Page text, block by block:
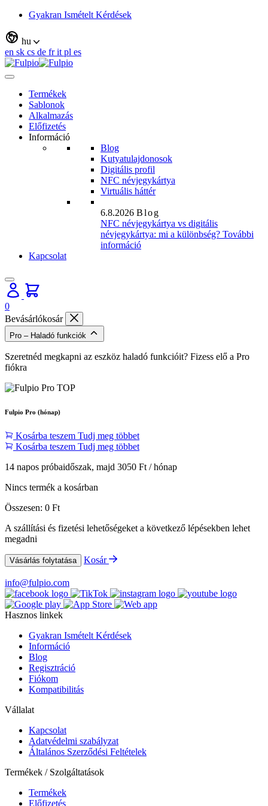
Gyakran Ismételt Kérdések
hu
en sk cs de frit pl es
Termékek
Sablonok
Alkalmazás
Előfizetés
Információ
Blog
Kutyatulajdonosok
Digitális profil
NFC névjegykártya
Virtuális háttér
6.8.2026 Blog
NFC névjegykártya vs digitális
névjegykártya: mi a különbség? További
információ
Kapcsolat
0
Bevásárlókosár
Pro – Haladó funkciók
Szeretnéd megkapni az eszköz haladó funkcióit? Fizess elő a Pro
fiókra
Fulpio Pro (hónap)
Kosárba teszem Tudj meg többet
Kosárba teszem Tudj meg többet
14 napos próbaidőszak, majd 3050 Ft / hónap
Nincs termék a kosárban
Összesen: 0 Ft
A szállítási és fizetési lehetőségeket a következő lépésekben lehet
megadni
Vásárlás folytatása Kosár
info@fulpio.com
Hasznos linkek
Gyakran Ismételt Kérdések
Információ
Blog
Regisztráció
Fiókom
Kompatibilitás
Vállalat
Kapcsolat
Adatvédelmi szabályzat
Általános Szerződési Feltételek
Termékek / Szolgáltatások
Termékek
Előfizetés